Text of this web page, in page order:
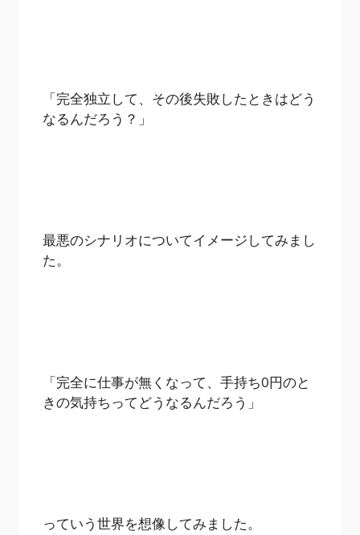
「完全独立して、その後失敗したときはどう
なるんだろう？」
最悪のシナリオについてイメージしてみまし
た。
「完全に仕事が無くなって、手持ち0円のと
きの気持ちってどうなるんだろう」
っていう世界を想像してみました。